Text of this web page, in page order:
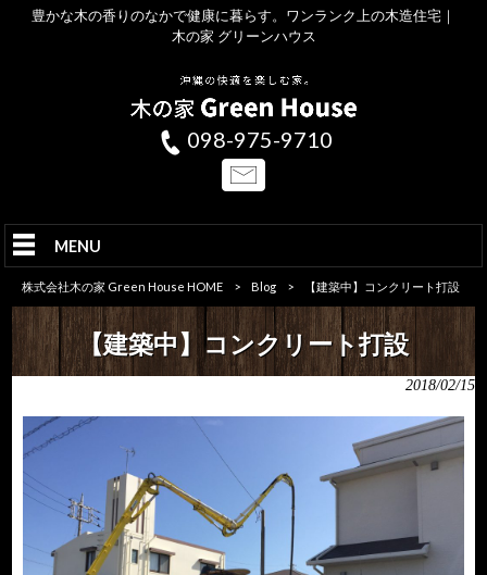
豊かな木の香りのなかで健康に暮らす。ワンランク上の木造住宅｜
木の家 グリーンハウス
098-975-9710
MENU
株式会社木の家 Green House HOME > Blog > 【建築中】コンクリート打設
【建築中】コンクリート打設
2018/02/15